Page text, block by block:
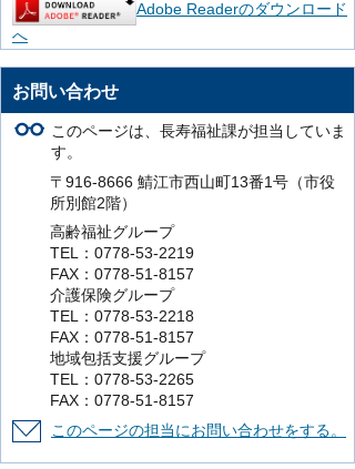
Adobe Readerのダウンロード
へ
お問い合わせ
このページは、長寿福祉課が担当していま
す。
〒916-8666 鯖江市西山町13番1号（市役
所別館2階）
高齢福祉グループ
TEL：0778-53-2219
FAX：0778-51-8157
介護保険グループ
TEL：0778-53-2218
FAX：0778-51-8157
地域包括支援グループ
TEL：0778-53-2265
FAX：0778-51-8157
このページの担当にお問い合わせをする。